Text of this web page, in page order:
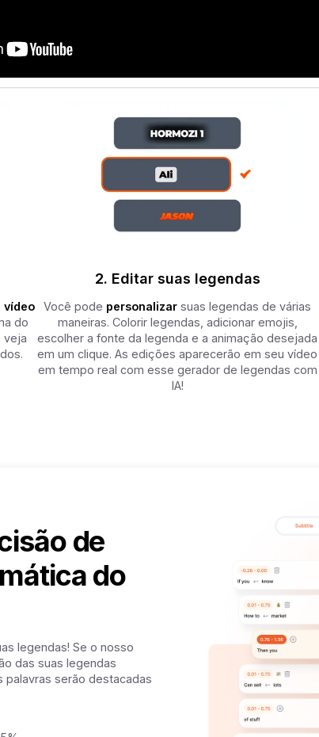
vídeo
do
veja
2. Editar suas legendas
Você pode personalizar suas legendas de várias
maneiras. Colorir legendas, adicionar emojis,
escolher a fonte da legenda e a animação desejada
em um clique. As edições aparecerão em seu vídeo
em tempo real com esse gerador de legendas com
IA!
de
do
legendas! Se o nosso
das suas legendas
palavras serão destacadas